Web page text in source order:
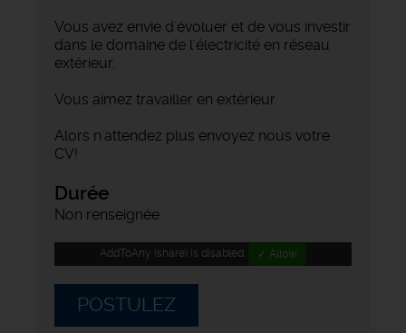
Vous avez envie d'évoluer et de vous investir
dans le domaine de l'électricité en réseau
extérieur.
Vous aimez travailler en extérieur.
Alors n'attendez plus envoyez nous votre
CV!
Durée
Non renseignée
AddToAny (share) is disabled. ✓ Allow
POSTULEZ